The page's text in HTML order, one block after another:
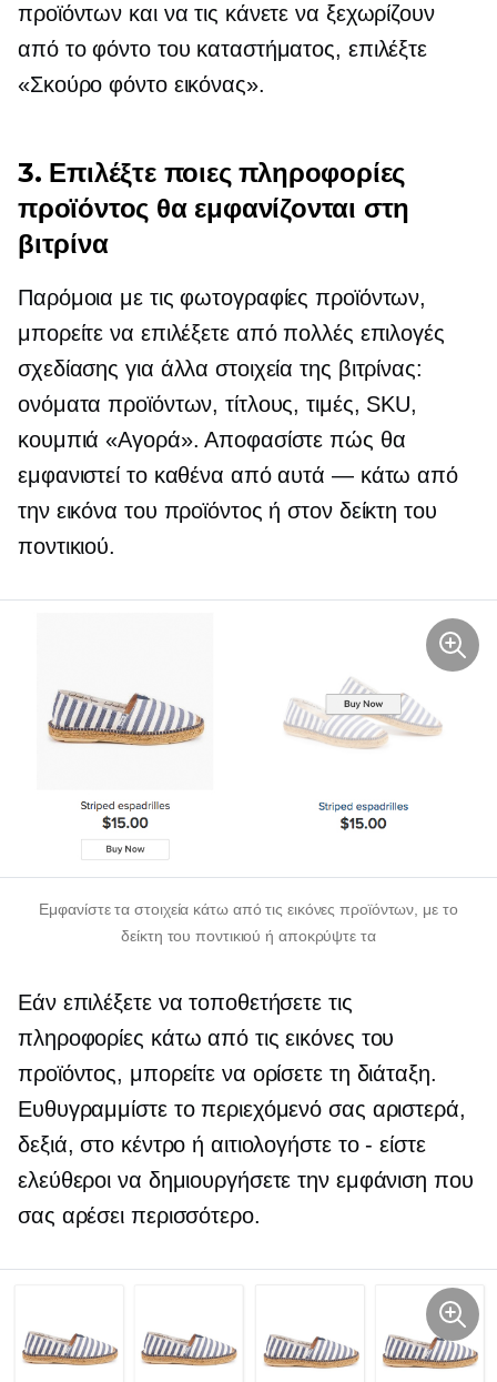
προϊόντων και να τις κάνετε να ξεχωρίζουν
από το φόντο του καταστήματος, επιλέξτε
«Σκούρο φόντο εικόνας».
3. Επιλέξτε ποιες πληροφορίες
προϊόντος θα εμφανίζονται στη
βιτρίνα
Παρόμοια με τις φωτογραφίες προϊόντων,
μπορείτε να επιλέξετε από πολλές επιλογές
σχεδίασης για άλλα στοιχεία της βιτρίνας:
ονόματα προϊόντων, τίτλους, τιμές, SKU,
κουμπιά «Αγορά». Αποφασίστε πώς θα
εμφανιστεί το καθένα από αυτά — κάτω από
την εικόνα του προϊόντος ή στον δείκτη του
ποντικιού.
Εμφανίστε τα στοιχεία κάτω από τις εικόνες προϊόντων, με το
δείκτη του ποντικιού ή αποκρύψτε τα
Εάν επιλέξετε να τοποθετήσετε τις
πληροφορίες κάτω από τις εικόνες του
προϊόντος, μπορείτε να ορίσετε τη διάταξη.
Ευθυγραμμίστε το περιεχόμενό σας αριστερά,
δεξιά, στο κέντρο ή αιτιολογήστε το- είστε
ελεύθεροι να δημιουργήσετε την εμφάνιση που
σας αρέσει περισσότερο.